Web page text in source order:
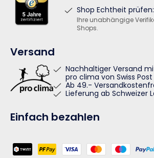
Shop Echtheit prüfen:
Ihre unabhängige
Shops.
Versand
Nachhaltiger Versand
pro clima von Swiss Post
Ab 49.-
Lieferung ab Schweizer
Einfach bezahlen
Zahlungsmethoden